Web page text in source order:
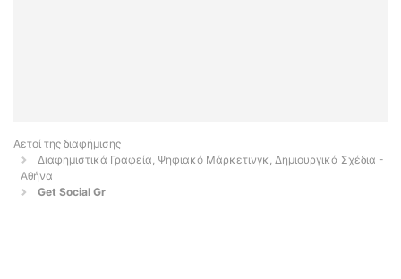
Αετοί της διαφήμισης
Διαφημιστικά Γραφεία, Ψηφιακό Μάρκετινγκ, Δημιουργικά Σχέδια -
Αθήνα
Get Social Gr